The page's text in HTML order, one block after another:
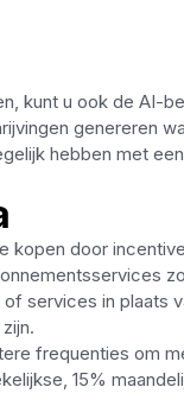
kunt u ook de AI-
genereren
hebben met
kopen door
services in plaats
frequenties om
15%